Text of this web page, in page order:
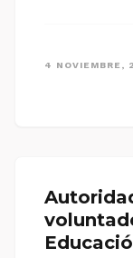
4 NOVIEMBRE,